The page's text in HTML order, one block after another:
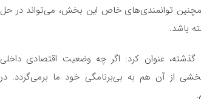
توانمندی‌های خاص این بخش، می‌تواند در حل
باشد.
عنوان کرد: اگر چه وضعیت اقتصادی داخلی
از آن هم به بی‌برنامگی خود ما برمی‌گردد. در